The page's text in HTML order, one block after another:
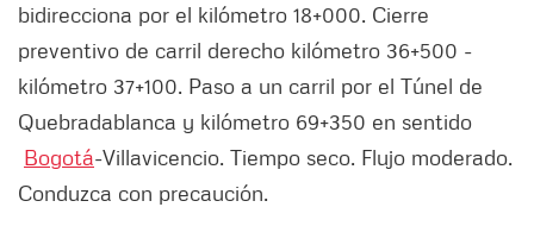
bidirecciona por el kilómetro 18+000. Cierre
preventivo de carril derecho kilómetro 36+500 -
kilómetro 37+100. Paso a un carril por el Túnel de
Quebradablanca y kilómetro 69+350 en sentido
Bogotá-Villavicencio. Tiempo seco. Flujo moderado.
Conduzca con precaución.